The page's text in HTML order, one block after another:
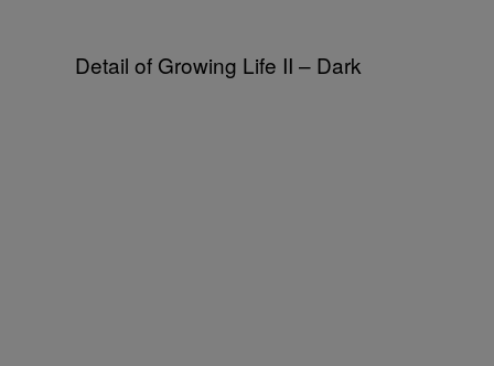
Detail of Growing Life II – Dark